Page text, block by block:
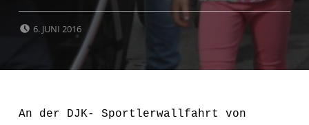
6. JUNI 2016
An der DJK- Sportlerwallfahrt von